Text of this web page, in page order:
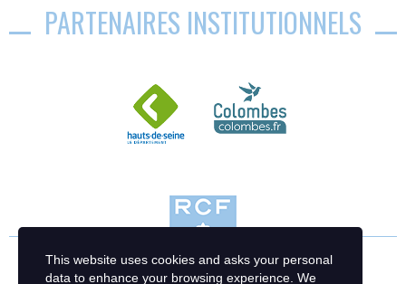
PARTENAIRES INSTITUTIONNELS
This website uses cookies and asks your personal
data to enhance your browsing experience. We